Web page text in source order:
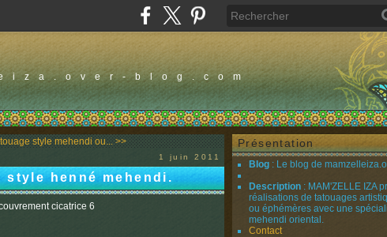
blog.com
style mehendi ou... >>
1 juin 2011
style henné mehendi.
Présentation
Blog : Le blog de
Description : MAM'ZELLE IZA
réalisations de tatouages
ou éphémères avec une
mehendi oriental.
Contact